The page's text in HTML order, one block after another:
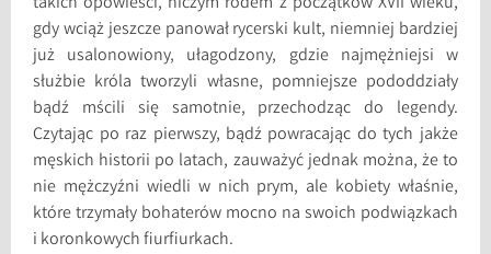
gdy wciąż jeszcze panował rycerski kult, niemniej bardziej
już usalonowiony, ułagodzony, gdzie najmężniejsi w
służbie króla tworzyli własne, pomniejsze pododdziały
bądź mścili się samotnie, przechodząc do legendy.
Czytając po raz pierwszy, bądź powracając do tych jakże
męskich historii po latach, zauważyć jednak można, że to
nie mężczyźni wiedli w nich prym, ale kobiety właśnie,
które trzymały bohaterów mocno na swoich podwiązkach
i koronkowych fiurfiurkach.